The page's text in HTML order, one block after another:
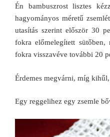
Én bambuszrost lisztes
hagyományos méretű
utasítás szerint először 30
fokra előmelegített
fokra visszavéve további 20
Érdemes megvárni, míg
Egy reggelihez egy zsemle